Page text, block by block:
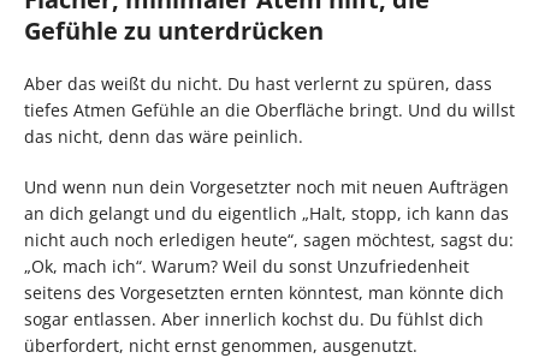
Gefühle zu unterdrücken
Aber das weißt du nicht. Du hast verlernt zu spüren, dass
tiefes Atmen Gefühle an die Oberfläche bringt. Und du willst
das nicht, denn das wäre peinlich.
Und wenn nun dein Vorgesetzter noch mit neuen Aufträgen
an dich gelangt und du eigentlich „Halt, stopp, ich kann das
nicht auch noch erledigen heute“, sagen möchtest, sagst du:
„Ok, mach ich“. Warum? Weil du sonst Unzufriedenheit
seitens des Vorgesetzten ernten könntest, man könnte dich
sogar entlassen. Aber innerlich kochst du. Du fühlst dich
überfordert, nicht ernst genommen, ausgenutzt.